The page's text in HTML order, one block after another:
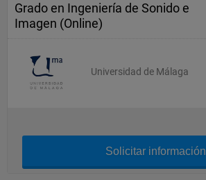
Grado en Ingeniería de Sonido e
Imagen (Online)
Universidad de Málaga
Solicitar información